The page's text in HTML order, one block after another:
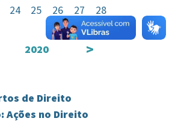
24 25 26 27
28
2020 >
de Direito
Ações no Direito